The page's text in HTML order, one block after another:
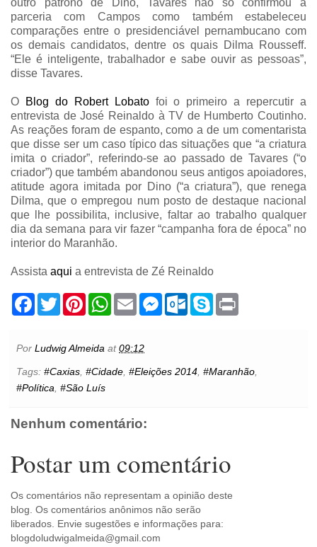
outro patrono de Dino, Tavares não só confirmou a
parceria com Campos como também estabeleceu
comparações entre o presidenciável pernambucano com
os demais candidatos, dentre os quais Dilma Rousseff.
“Ele é inteligente, trabalhador e sabe ouvir as pessoas”,
disse Tavares.
O Blog do Robert Lobato foi o primeiro a repercutir a
entrevista de José Reinaldo à TV de Humberto Coutinho.
As reações foram de espanto, como a de um comentarista
que disse ser um caso típico das situações que “a criatura
imita o criador”, referindo-se ao passado de Tavares (“o
criador”) que também abandonou seus antigos apoiadores,
atitude agora imitada por Dino (“a criatura”), que renega
Dilma, que o empregou num posto de destaque nacional
que lhe possibilita, inclusive, faltar ao trabalho qualquer
dia da semana para vir fazer “campanha fora de época” no
interior do Maranhão.
Assista aqui a entrevista de Zé Reinaldo
F
b
o
k
T
w
t
e
P
r
e
s
t
W
s
A
p
p
E
m
l
M
e
e
O
k
.
S
Por Ludwig Almeida at09:12
Tags: #Caxias #Cidade #Eleições 2014 #Maranhão
#Política #São Luís
Nenhum comentário:
Postar um comentário
Os comentários não representam a opinião deste
blog. Os comentários anônimos não serão
liberados. Envie sugestões e informações para:
blogdoludwigalmeida@gmail.com